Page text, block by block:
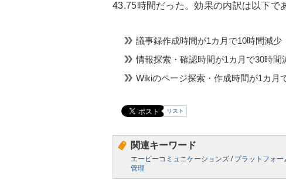
43.75時間だった。効果の内訳は以下で
議事録作成時間が1カ月で10時間減少
情報探索・確認時間が1カ月で30時間
Wikiのページ探索・作成時間が1カ月
リスト
関連キーワード
エーピーコミュニケーションズ / プラットフォ
管理